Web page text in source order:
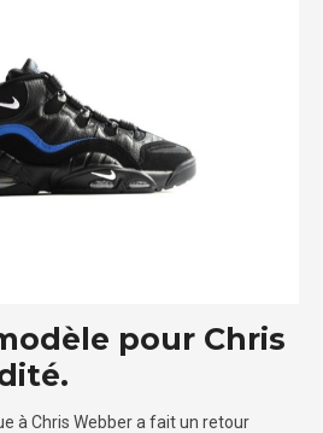
pour Chris
à Chris Webber a fait un retour